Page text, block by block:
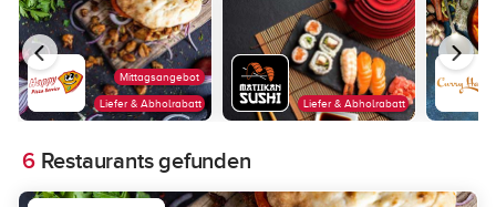
Liefer & Abholrabatt
Mittagsangebot
Liefer & Abholrabatt
6Restaurants gefunden